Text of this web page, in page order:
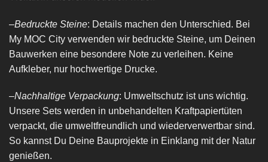
–Bedruckte Steine: Details machen den Unterschied. Bei
My MOC City verwenden wir bedruckte Steine, um Deinen
Bauwerken eine besondere Note zu verleihen. Keine
Aufkleber, nur hochwertige Drucke.
–Nachhaltige Verpackung: Umweltschutz ist uns wichtig.
Unsere Sets werden in unbehandelten Kraftpapiertüten
verpackt, die umweltfreundlich und wiederverwertbar sind.
So kannst Du Deine Bauprojekte in Einklang mit der Natur
genießen.